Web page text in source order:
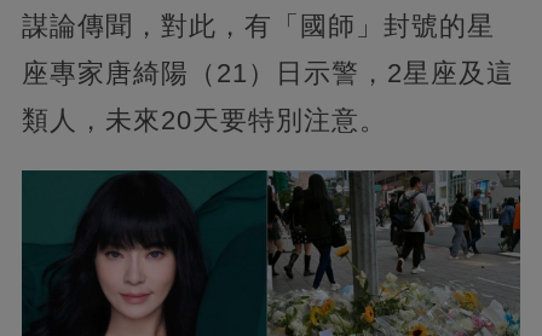
謀論傳聞，對此，有「國師」封號的星
座專家唐綺陽（21）日示警，2星座及這
類人，未來20天要特別注意。